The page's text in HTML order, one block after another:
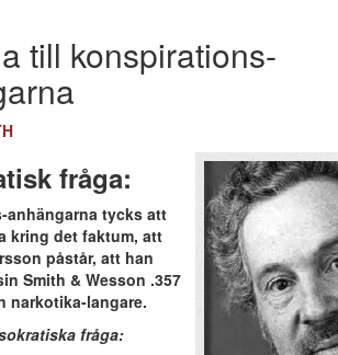
till konspirations-
fråga:
anhängarna tycks att
kring det faktum, att
påstår, att han
Smith & Wesson .357
narkotika-langare.
fråga: